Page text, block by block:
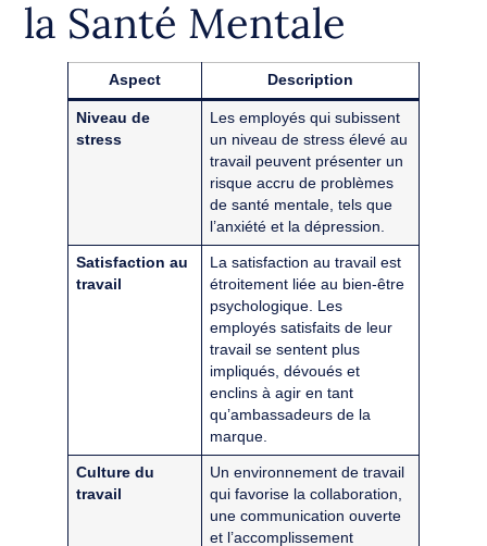
la Santé Mentale
Aspect Description
Niveau de
stress
Les employés qui subissent
un niveau de stress élevé au
travail peuvent présenter un
risque accru de problèmes
de santé mentale, tels que
l’anxiété et la dépression.
Satisfaction au
travail
La satisfaction au travail est
étroitement liée au bien-être
psychologique. Les
employés satisfaits de leur
travail se sentent plus
impliqués, dévoués et
enclins à agir en tant
qu’ambassadeurs de la
marque.
Culture du
travail
Un environnement de travail
qui favorise la collaboration,
une communication ouverte
et l’accomplissement